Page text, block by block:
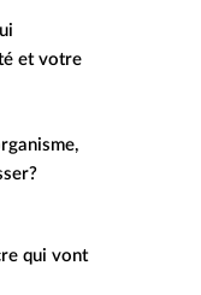
et votre
qui vont